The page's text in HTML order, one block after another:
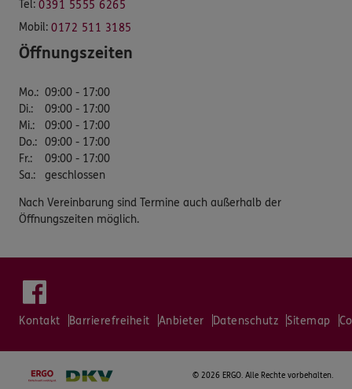
Tel: 0391 5555 6265
Mobil: 0172 511 3185
Öffnungszeiten
Mo.: 09:00 - 17:00
Di.:
09:00 - 17:00
Mi.:
09:00 - 17:00
Do.: 09:00 - 17:00
Fr.:
09:00 - 17:00
Sa.: geschlossen
Nach Vereinbarung sind Termine auch außerhalb der
Öffnungszeiten möglich.
Kontakt Barrierefreiheit Anbieter Datenschutz Sitemap
© 2026 ERGO. Alle Rechte vorbehalten.